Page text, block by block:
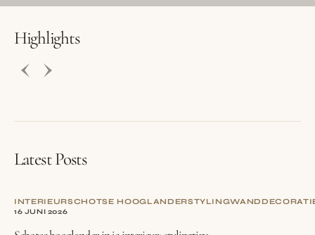
Highlights
Latest Posts
INTERIEURSCHOTSE HOOGLANDERSTYLING
16 JUNI 2026